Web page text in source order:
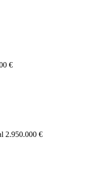
€
2.950.000 €